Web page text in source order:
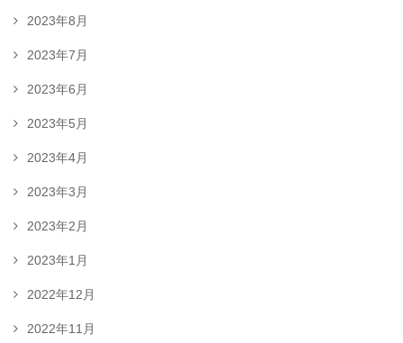
2023年8月
2023年7月
2023年6月
2023年5月
2023年4月
2023年3月
2023年2月
2023年1月
2022年12月
2022年11月